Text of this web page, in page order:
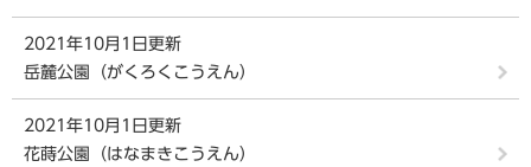
2021年10月1日更新
岳麓公園（がくろくこうえん）
2021年10月1日更新
花蒔公園（はなまきこうえん）